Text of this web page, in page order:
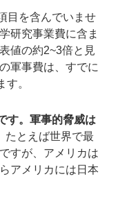
目を含んでいませ
研究事業費に含ま
値の約2~3倍と見
軍事費は、すでに
。
す。軍事的脅威は
たとえば世界で最
すが、アメリカは
アメリカには日本